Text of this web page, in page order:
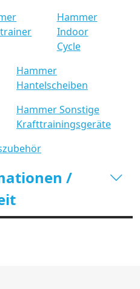
Hammer
Indoor
Cycle
Hammer
Hantelscheiben
Hammer Sonstige
Krafttrainingsgeräte
/